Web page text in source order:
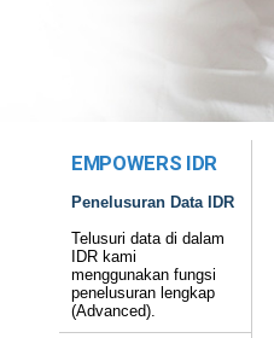
EMPOWERS IDR
Penelusuran Data IDR
Telusuri data di dalam
IDR kami
menggunakan fungsi
penelusuran lengkap
(Advanced).